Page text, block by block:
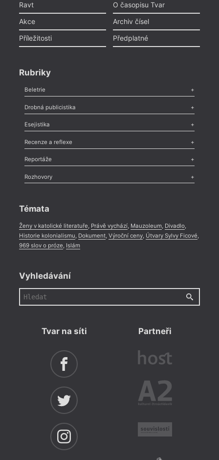
Ravt
Akce
Příležitosti
O časopisu Tvar
Archiv čísel
Předplatné
Rubriky
Beletrie
Poezie,Próza,Dokumenty
Drobná publicistika
Odlesk
Nekrolog,Glosa,Sloupek,Pozvánka,Literární soutěž,
Esejistika
Esej , Pádlo,Úvaha
Recenze a reflexe
Recenze
Méně slov o próze,Celá rubrika
Reportáže
Literární zítřky
Celá rubrika
Rozhovory
Témata
Ženy v katolické literatuře, Právě vychází, Mauzoleum, Divadlo,
Historie kolonialismu, Dokument, Výroční ceny, Útvary Sylvy Ficové,
969 slov o próze, Islám
Vyhledávání
Tvar na síti Partneři